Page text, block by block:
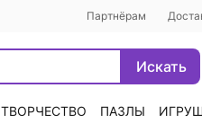
Партнёрам
Искать
ТВОРЧЕСТВО ПАЗЛЫ